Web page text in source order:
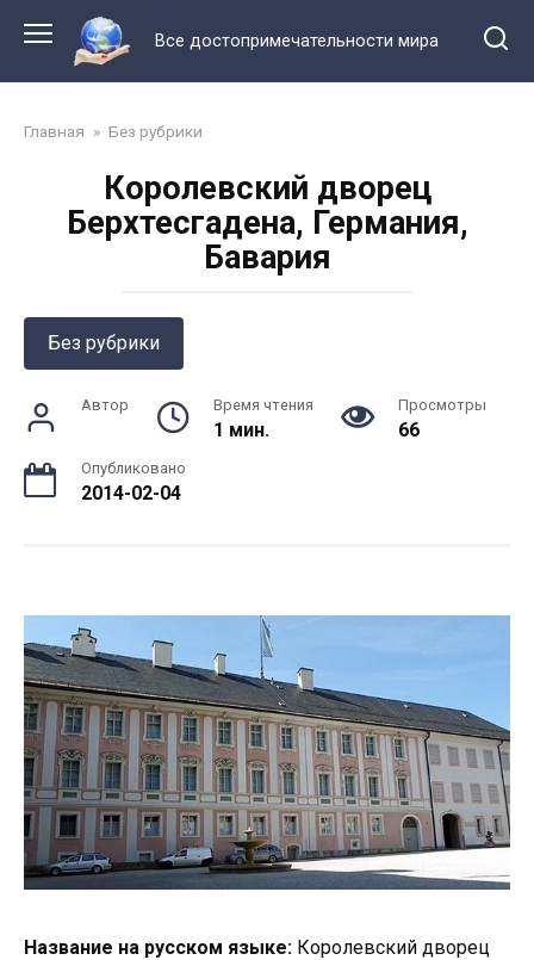
контенту
Все достопримечательности мира
Главная » Без рубрики
Королевский дворец
Берхтесгадена, Германия,
Бавария
Без рубрики
Автор Время чтения
1 мин.
Просмотры
66
Опубликовано
2014-02-04
Название на русском языке: Королевский дворец